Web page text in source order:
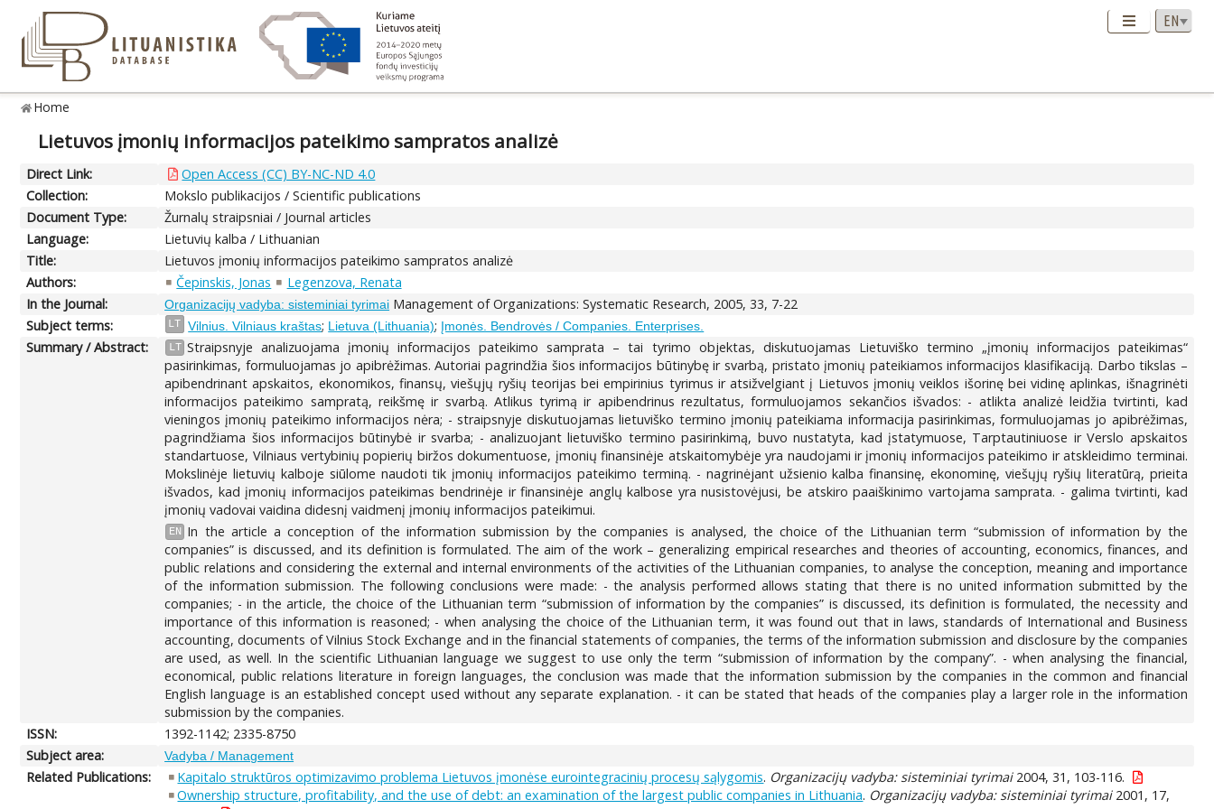
Home
Lietuvos įmonių informacijos pateikimo sampratos analizė
Direct Link:
Open Access (CC) BY-NC-ND 4.0
Collection:
Mokslo publikacijos / Scientific publications
Document Type:
Žurnalų straipsniai / Journal articles
Language:
Lietuvių kalba / Lithuanian
Title:
Lietuvos įmonių informacijos pateikimo sampratos analizė
Authors:
Čepinskis, Jonas
Legenzova, Renata
In the Journal:
Organizacijų vadyba: sisteminiai tyrimai Management of Organizations: Systematic Research, 2005, 33, 7-22
Subject terms:
LT Vilnius. Vilniaus kraštas; Lietuva (Lithuania); Įmonės. Bendrovės / Companies. Enterprises.
Summary / Abstract: LT Straipsnyje analizuojama įmonių informacijos pateikimo samprata – tai tyrimo objektas, diskutuojamas Lietuviško termino „įmonių informacijos pateikimas“
pasirinkimas, formuluojamas jo apibrėžimas. Autoriai pagrindžia šios informacijos būtinybę ir svarbą, pristato įmonių pateikiamos informacijos klasifikaciją. Darbo tikslas –
apibendrinant apskaitos, ekonomikos, finansų, viešųjų ryšių teorijas bei empirinius tyrimus ir atsižvelgiant į Lietuvos įmonių veiklos išorinę bei vidinę aplinkas, išnagrinėti
informacijos pateikimo sampratą, reikšmę ir svarbą. Atlikus tyrimą ir apibendrinus rezultatus, formuluojamos sekančios išvados: - atlikta analizė leidžia tvirtinti, kad
vieningos įmonių pateikimo informacijos nėra; - straipsnyje diskutuojamas lietuviško termino įmonių pateikiama informacija pasirinkimas, formuluojamas jo apibrėžimas,
pagrindžiama šios informacijos būtinybė ir svarba; - analizuojant lietuviško termino pasirinkimą, buvo nustatyta, kad įstatymuose, Tarptautiniuose ir Verslo apskaitos
standartuose, Vilniaus vertybinių popierių biržos dokumentuose, įmonių finansinėje atskaitomybėje yra naudojami ir įmonių informacijos pateikimo ir atskleidimo terminai.
Mokslinėje lietuvių kalboje siūlome naudoti tik įmonių informacijos pateikimo terminą. - nagrinėjant užsienio kalba finansinę, ekonominę, viešųjų ryšių literatūrą, prieita
išvados, kad įmonių informacijos pateikimas bendrinėje ir finansinėje anglų kalbose yra nusistovėjusi, be atskiro paaiškinimo vartojama samprata. - galima tvirtinti, kad
įmonių vadovai vaidina didesnį vaidmenį įmonių informacijos pateikimui.
EN
In the article a conception of the information submission by the companies is analysed, the choice of the Lithuanian term “submission of information by the
companies” is discussed, and its definition is formulated. The aim of the work – generalizing empirical researches and theories of accounting, economics, finances, and
public relations and considering the external and internal environments of the activities of the Lithuanian companies, to analyse the conception, meaning and importance
of the information submission. The following conclusions were made: - the analysis performed allows stating that there is no united information submitted by the
companies; - in the article, the choice of the Lithuanian term “submission of information by the companies” is discussed, its definition is formulated, the necessity and
importance of this information is reasoned; - when analysing the choice of the Lithuanian term, it was found out that in laws, standards of International and Business
accounting, documents of Vilnius Stock Exchange and in the financial statements of companies, the terms of the information submission and disclosure by the companies
are used, as well. In the scientific Lithuanian language we suggest to use only the term “submission of information by the company”. - when analysing the financial,
economical, public relations literature in foreign languages, the conclusion was made that the information submission by the companies in the common and financial
English language is an established concept used without any separate explanation. - it can be stated that heads of the companies play a larger role in the information
submission by the companies.
ISSN:
1392-1142; 2335-8750
Subject area:
Vadyba / Management
Related Publications: Kapitalo struktūros optimizavimo problema Lietuvos įmonėse eurointegracinių procesų sąlygomis. Organizacijų vadyba: sisteminiai tyrimai2004, 31, 103-116.
Ownership structure, profitability, and the use of debt: an examination of the largest public companies in Lithuania. Organizacijų vadyba: sisteminiai tyrimai2001, 17,